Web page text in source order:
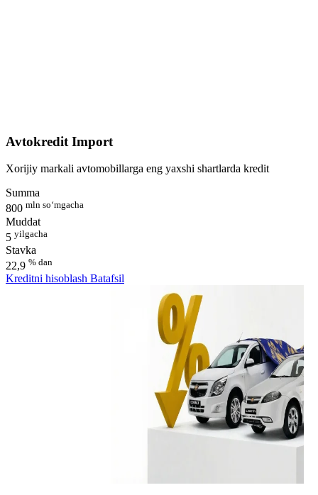
Avtokredit Import
Xorijiy markali avtomobillarga eng yaxshi shartlarda kredit
Summa
800 mln so‘mgacha
Muddat
5 yilgacha
Stavka
22,9 % dan
Kreditni hisoblash Batafsil